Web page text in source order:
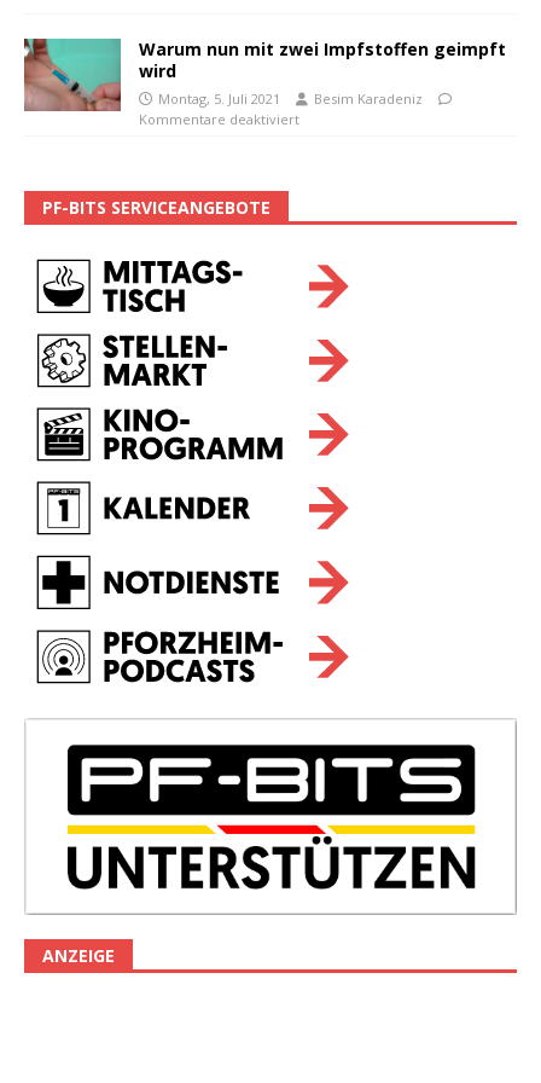
Warum nun mit zwei Impfstoffen geimpft
wird
Montag, 5. Juli 2021
Besim Karadeniz
Kommentare deaktiviert
PF-BITS SERVICEANGEBOTE
ANZEIGE